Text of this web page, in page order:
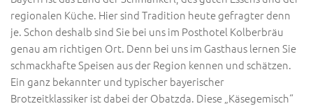
regionalen Küche. Hier sind Tradition heute gefragter denn
je. Schon deshalb sind Sie bei uns im Posthotel Kolberbräu
genau am richtigen Ort. Denn bei uns im Gasthaus lernen Sie
schmackhafte Speisen aus der Region kennen und schätzen.
Ein ganz bekannter und typischer bayerischer
Brotzeitklassiker ist dabei der Obatzda. Diese „Käsegemisch“